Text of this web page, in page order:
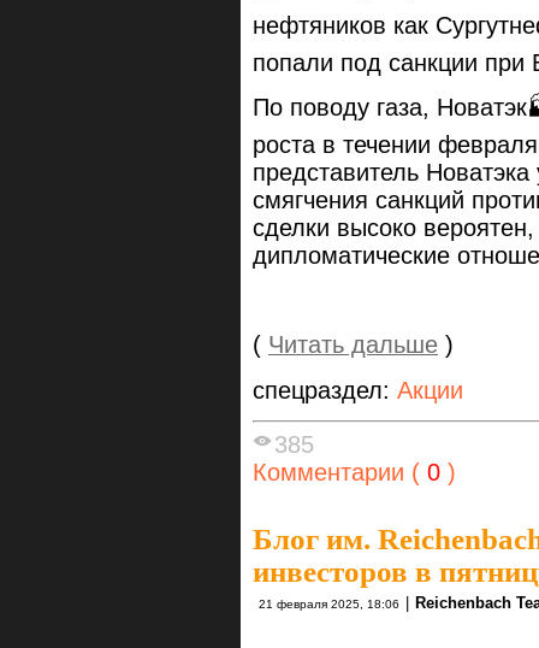
нефтяников как
попали под санкции при
По поводу газа,
роста в течении
представитель
смягчения санкций
сделки высоко
дипломатические
( Читать дальше )
спецраздел: Акции
385
Комментарии ( 0 )
Блог им.
инвесторов в
21 февраля 2025, 18:06 Reichenbach